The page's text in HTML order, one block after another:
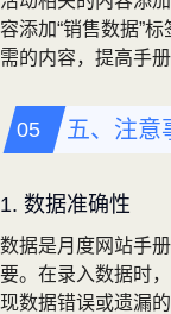
容添加“销售数据”
需的内容，提高手
五、注意
1. 数据准确性
数据是月度网站手
要。在录入数据时
现数据错误或遗漏